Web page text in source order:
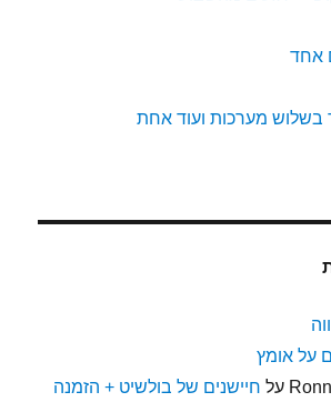
אחד
מערכות ועוד אחת
על אומץ
על חיישנים של בולשיט + הזמנה